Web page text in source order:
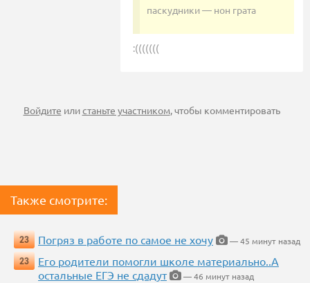
паскудники — нон грата
:(((((((
Войдите илистаньте участником, чтобы комментировать
Также смотрите:
23 Погряз в работе по самое не хочу
— 45 минут назад
23
Его родители помогли школе материально..А
остальные ЕГЭ не сдадут
— 46 минут назад